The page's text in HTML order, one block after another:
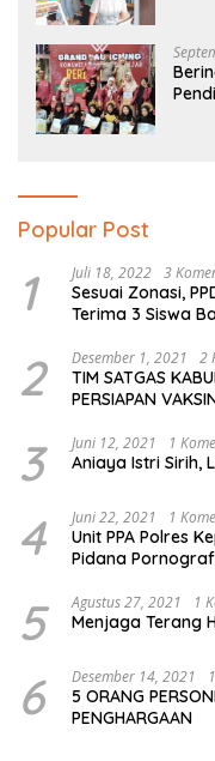
Popular Post
1 Juli 18, 2022 3
Sesuai Zonasi,
Terima 3 Siswa
2 Desember 1, 2021 2
TIM SATGAS
PERSIAPAN
3 Juni 12, 2021 1
Aniaya Istri Sirih,
4 Juni 22, 2021 1
Unit PPA Polres
Pidana
5 Agustus 27, 2021 1
Menjaga Terang
6 Desember 14, 2021
5 ORANG
PENGHARGAAN